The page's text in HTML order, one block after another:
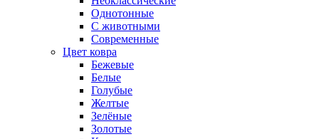
Однотонные
С животными
Современные
Цвет ковра
Бежевые
Белые
Голубые
Желтые
Зелёные
Золотые